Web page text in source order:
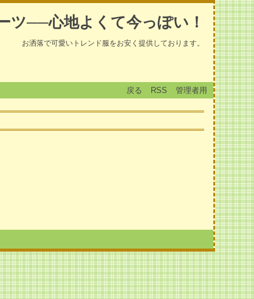
ツ──心地よくて今っぽい！
お洒落で可愛いトレンド服をお安く提供しております。
戻る RSS 管理者用